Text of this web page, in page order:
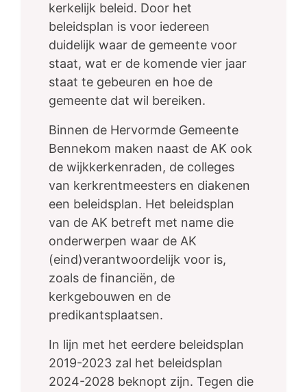
kerkelijk beleid. Door het
beleidsplan is voor iedereen
duidelijk waar de gemeente voor
staat, wat er de komende vier jaar
staat te gebeuren en hoe de
gemeente dat wil bereiken.
Binnen de Hervormde Gemeente
Bennekom maken naast de AK ook
de wijkkerkenraden, de colleges
van kerkrentmeesters en diakenen
een beleidsplan. Het beleidsplan
van de AK betreft met name die
onderwerpen waar de AK
(eind)verantwoordelijk voor is,
zoals de financiën, de
kerkgebouwen en de
predikantsplaatsen.
In lijn met het eerdere beleidsplan
2019-2023 zal het beleidsplan
2024-2028 beknopt zijn. Tegen die